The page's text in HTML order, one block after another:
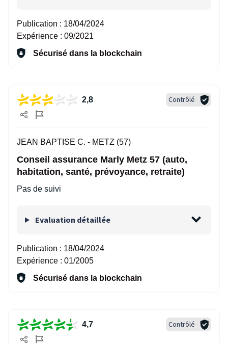
Publication : 18/04/2024
Expérience : 09/2021
Sécurisé dans la blockchain
2,8 Contrôlé
JEAN BAPTISE C. - METZ (57)
Conseil assurance Marly Metz 57 (auto,
habitation, santé, prévoyance, retraite)
Pas de suivi
Evaluation détaillée
Publication : 18/04/2024
Expérience : 01/2005
Sécurisé dans la blockchain
4,7 Contrôlé